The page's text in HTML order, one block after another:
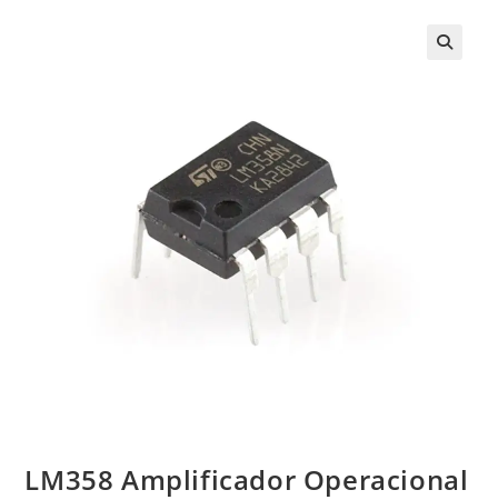
LM358 Amplificador Operacional